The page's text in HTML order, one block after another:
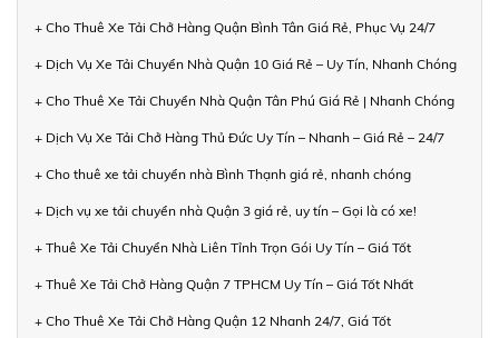
+ Cho Thuê Xe Tải Chở Hàng Quận Bình Tân Giá Rẻ, Phục Vụ 24/7
+ Dịch Vụ Xe Tải Chuyển Nhà Quận 10 Giá Rẻ – Uy Tín, Nhanh Chóng
+ Cho Thuê Xe Tải Chuyển Nhà Quận Tân Phú Giá Rẻ | Nhanh Chóng
+ Dịch Vụ Xe Tải Chở Hàng Thủ Đức Uy Tín – Nhanh – Giá Rẻ – 24/7
+ Cho thuê xe tải chuyển nhà Bình Thạnh giá rẻ, nhanh chóng
+ Dịch vụ xe tải chuyển nhà Quận 3 giá rẻ, uy tín – Gọi là có xe!
+ Thuê Xe Tải Chuyển Nhà Liên Tỉnh Trọn Gói Uy Tín – Giá Tốt
+ Thuê Xe Tải Chở Hàng Quận 7 TPHCM Uy Tín – Giá Tốt Nhất
+ Cho Thuê Xe Tải Chở Hàng Quận 12 Nhanh 24/7, Giá Tốt